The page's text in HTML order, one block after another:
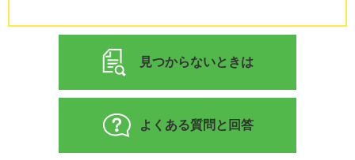
見つからないときは
よくある質問と回答